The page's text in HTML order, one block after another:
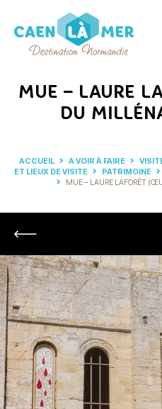
la
Tourisme
MUE – LAURE
DU
ACCUEIL A VOIR À FAIRE
ET LIEUX DE VISITE
PATRIMOINE
MUE – LAURE LAFORÊT
Retour